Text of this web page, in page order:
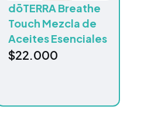
dōTERRA Breathe
Touch Mezcla de
Aceites Esenciales
$22.000